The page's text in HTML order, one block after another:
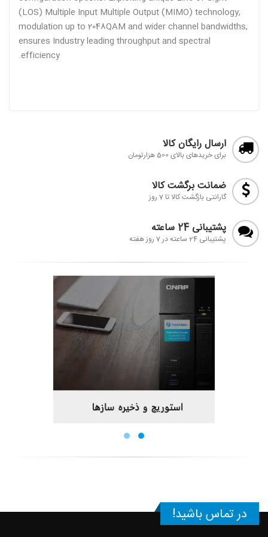
(LOS) Multiple Input Multiple Output (MIMO) technology,
modulation up to 2048QAM and wider channel
ensures Industry leading throughput and spectral
efficiency.
ارسال رایگان کالا
برای خریدهای بالای 500 هزارتومان
ضمانت برگشت کالا
گارانتی بازگشت کالا تا 7 روز
پشتیبانی 24 ساعته
پشتیبانی 24 ساعته در 7 روز هفته
در تماس باشید!